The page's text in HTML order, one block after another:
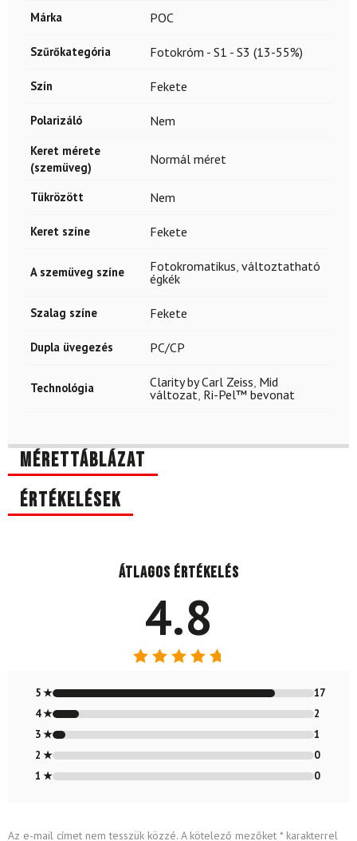
Márka POC
Szűrőkategória Fotokróm - S1 - S3 (13-55%)
Szín Fekete
Polarizáló Nem
Keret mérete
(szemüveg)
Normál méret
Tükrözött Nem
Keret színe Fekete
A szemüveg színe Fotokromatikus változtatható
égkék
Szalag színe Fekete
Dupla üvegezés PC/CP
Technológia Clarity by Carl Zeiss Mid
változat Ri-Pel™ bevonat
Mérettáblázat
Értékelések
Átlagos értékelés
4.8
4.8/ 5
5 ★
17
4 ★
2
3 ★
1
2 ★
0
1 ★
0
Az e-mail címet nem tesszük közzé. A kötelező mezőket *karakterrel